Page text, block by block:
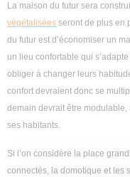
La maison du futur sera
végétalisées seront de plus en
du futur est d’économiser un
un lieu confortable qui
obliger à changer leurs
confort devraient donc se
demain devrait être modulable,
ses habitants.
Si l’on considère la place
connectés, la domotique et les